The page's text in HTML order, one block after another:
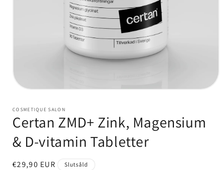
1
modalfönster
COSMETIQUE SALON
Certan ZMD+ Zink, Magensium
& D-vitamin Tabletter
Ordinarie
€29,90 EUR Slutsåld